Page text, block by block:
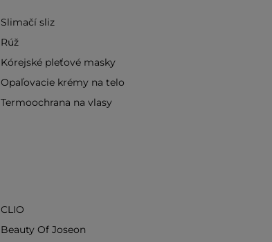
Slimačí sliz
Rúž
Kórejské pleťové masky
Opaľovacie krémy na telo
Termoochrana na vlasy
CLIO
Beauty Of Joseon